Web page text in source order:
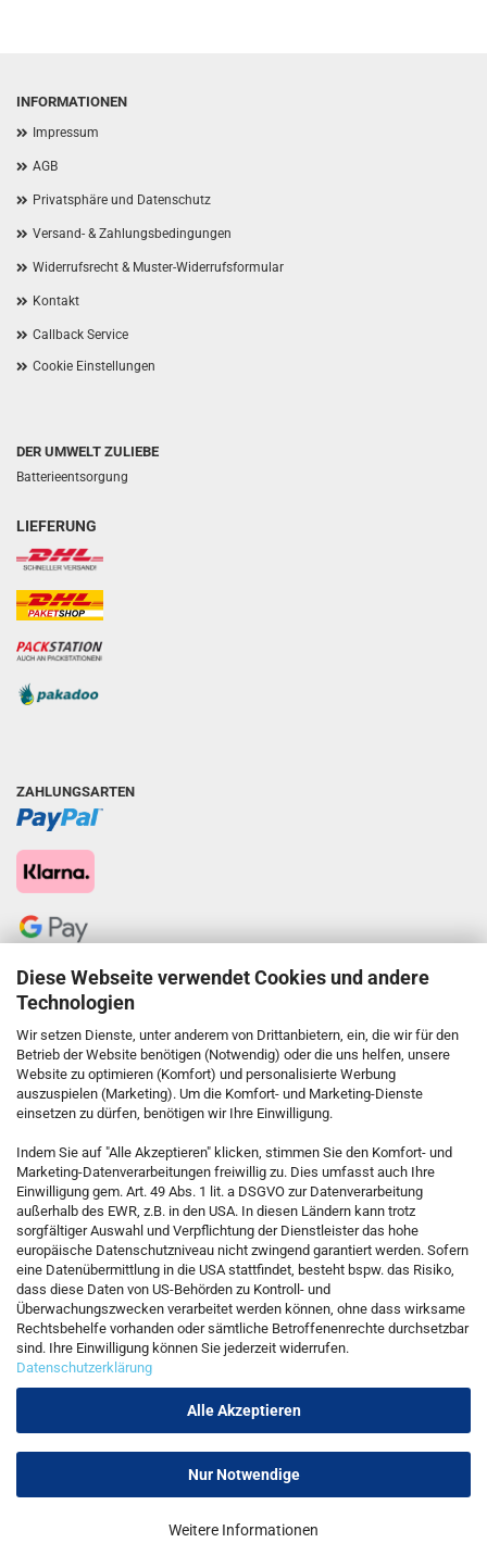
Diese Webseite verwendet Cookies und andere
Technologien
Wir setzen Dienste, unter anderem von Drittanbietern, ein, die wir für den
Betrieb der Website benötigen (Notwendig) oder die uns helfen, unsere
Website zu optimieren (Komfort) und personalisierte Werbung
auszuspielen (Marketing). Um die Komfort- und Marketing-Dienste
einsetzen zu dürfen, benötigen wir Ihre Einwilligung.
Indem Sie auf "Alle Akzeptieren" klicken, stimmen Sie den Komfort- und
Marketing-Datenverarbeitungen freiwillig zu. Dies umfasst auch Ihre
Einwilligung gem. Art. 49 Abs. 1 lit. a DSGVO zur Datenverarbeitung
außerhalb des EWR, z.B. in den USA. In diesen Ländern kann trotz
sorgfältiger Auswahl und Verpflichtung der Dienstleister das hohe
europäische Datenschutzniveau nicht zwingend garantiert werden. Sofern
eine Datenübermittlung in die USA stattfindet, besteht bspw. das Risiko,
dass diese Daten von US-Behörden zu Kontroll- und
Überwachungszwecken verarbeitet werden können, ohne dass wirksame
Rechtsbehelfe vorhanden oder sämtliche Betroffenenrechte durchsetzbar
sind. Ihre Einwilligung können Sie jederzeit widerrufen.
Datenschutzerklärung
Alle Akzeptieren
Nur Notwendige
Weitere Informationen
INFORMATIONEN
Impressum
AGB
Privatsphäre und Datenschutz
Versand- & Zahlungsbedingungen
Widerrufsrecht & Muster-Widerrufsformular
Kontakt
Callback Service
Cookie Einstellungen
DER UMWELT ZULIEBE
Batterieentsorgung
LIEFERUNG
ZAHLUNGSARTEN
KONTAKT
Kostenfreie Service-Hotline
0800 5892815
Callback Service
Kontaktformular